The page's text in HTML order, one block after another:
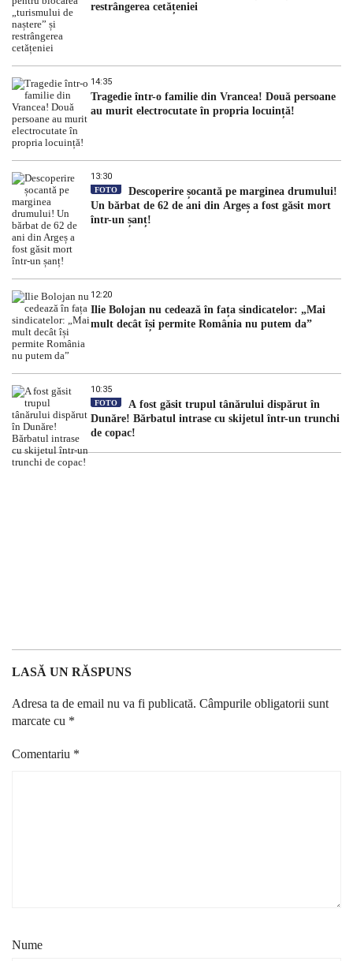
restrângerea cetățeniei
14:35
Tragedie într-o familie din Vrancea! Două persoane
au murit electrocutate în propria locuință!
13:30
FOTO
Descoperire șocantă pe marginea drumului!
Un bărbat de 62 de ani din Argeș a fost găsit mort
într-un șanț!
12:20
Ilie Bolojan nu cedează în fața sindicatelor: „Mai
mult decât își permite România nu putem da”
10:35
FOTO
A fost găsit trupul tânărului dispărut în
Dunăre! Bărbatul intrase cu skijetul într-un trunchi
de copac!
LASĂ UN RĂSPUNS
Adresa ta de email nu va fi publicată. Câmpurile obligatorii sunt
marcate cu *
Comentariu *
Nume